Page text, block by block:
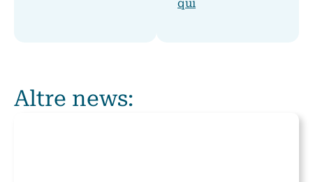
qui
Altre news: